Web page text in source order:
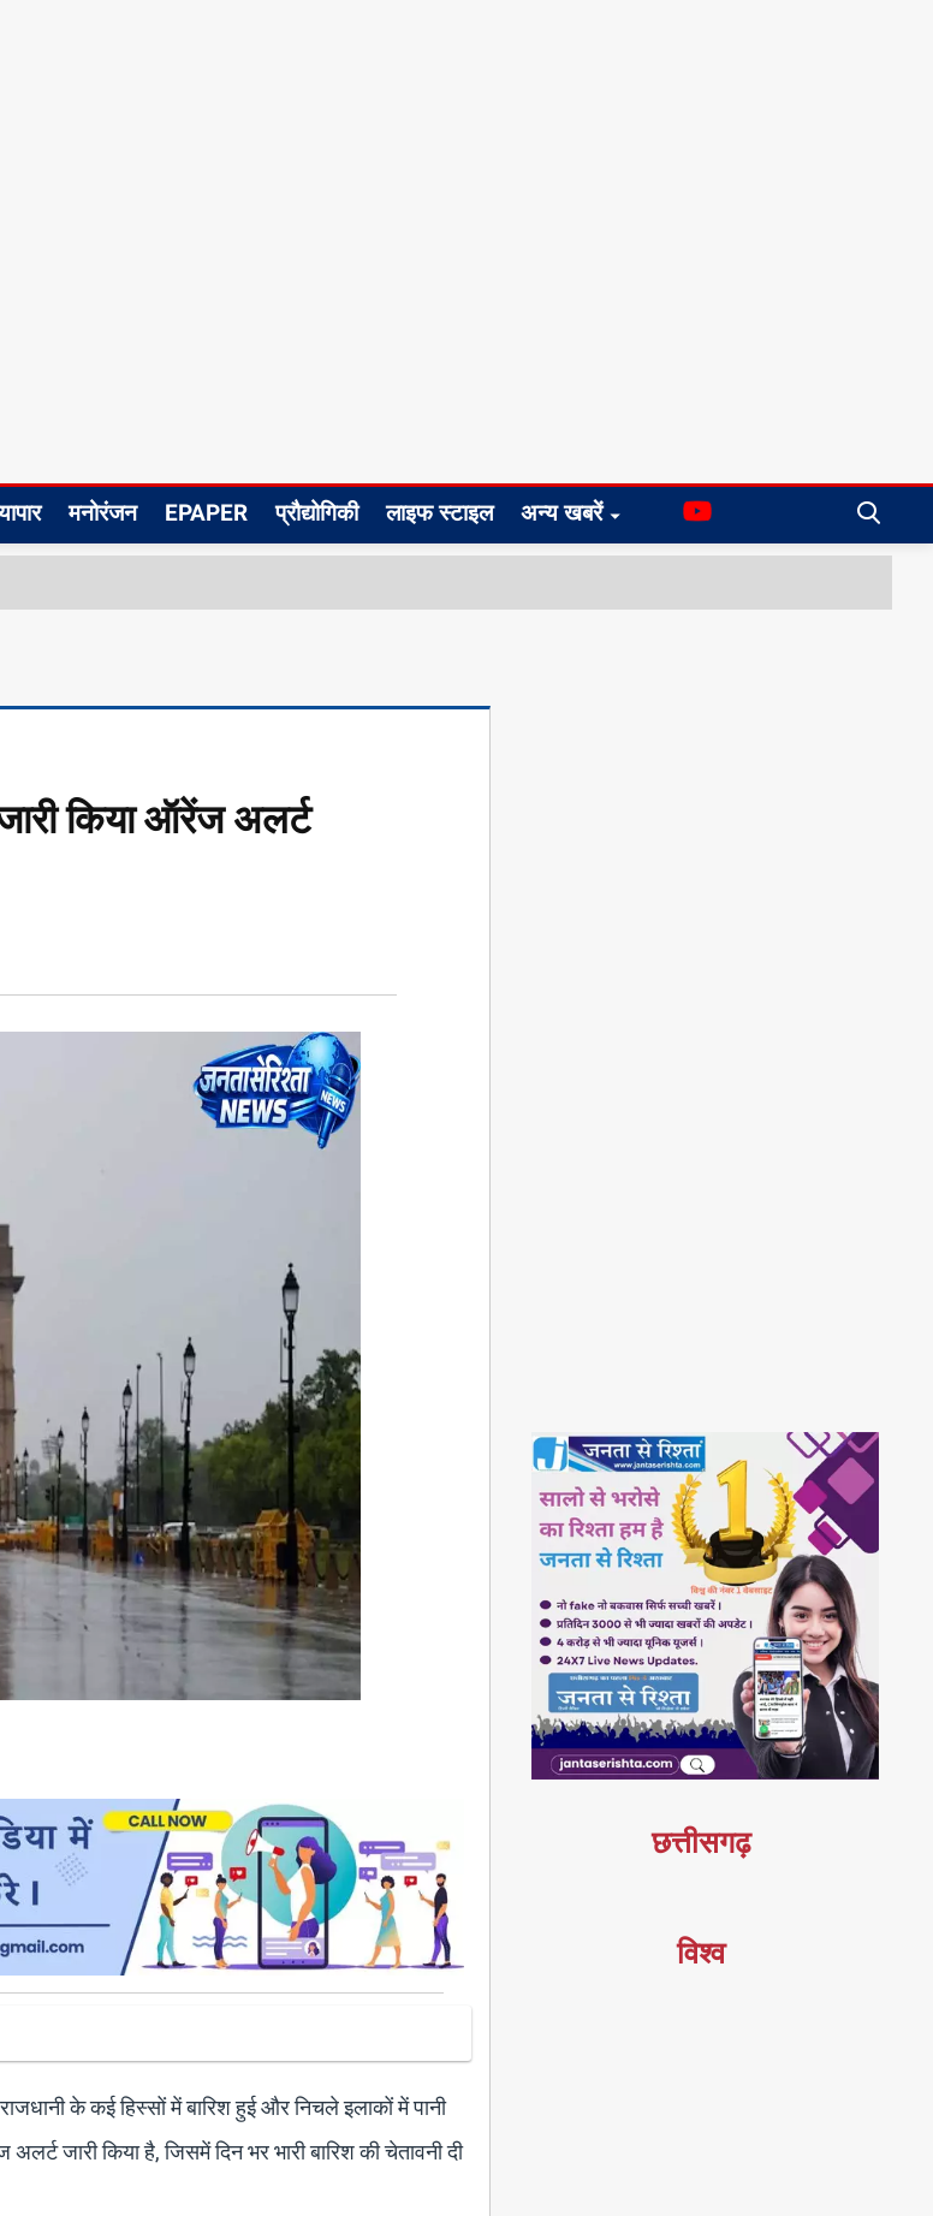
मनोरंजन EPAPER प्रौद्योगिकी लाइफ स्टाइल अन्य खबरें
किया ऑरेंज अलर्ट
के कई हिस्सों में बारिश हुई और निचले इलाकों में पानी
जारी किया है, जिसमें दिन भर भारी बारिश की चेतावनी दी
छत्तीसगढ़
विश्व